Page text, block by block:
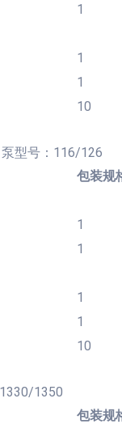
1
1
1
10
型号：116/126
包装规
1
1
1
1
10
1350
包装规